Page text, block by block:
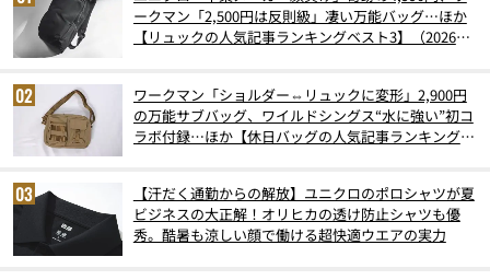
ークマン「2,500円は反則級」凄い万能バッグ…ほか
【リュックの人気記事ランキングベスト3】（2026年
ワークマン「ショルダー⇔リュックに変形」2,900円
の万能サブバッグ、ワイルドシングス“水に強い”初コ
ラボ付録…ほか【休日バッグの人気記事ランキングベ
【汗だく通勤からの解放】ユニクロのポロシャツが夏
ビジネスの大正解！オリヒカの透け防止シャツも優
秀。酷暑も涼しい顔で働ける超快適ウエアの実力